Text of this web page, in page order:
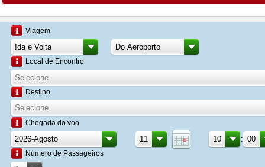
Viagem
Local de Encontro
Destino
Chegada do voo
:
Número de Passageiros